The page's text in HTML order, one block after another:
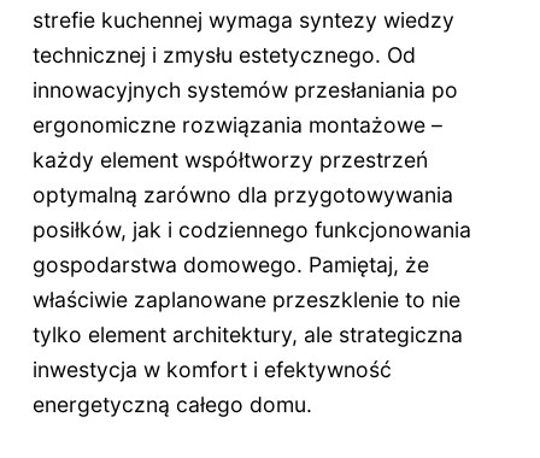
strefie kuchennej wymaga syntezy wiedzy
technicznej i zmysłu estetycznego. Od
innowacyjnych systemów przesłaniania po
ergonomiczne rozwiązania montażowe –
każdy element współtworzy przestrzeń
optymalną zarówno dla przygotowywania
posiłków, jak i codziennego funkcjonowania
gospodarstwa domowego. Pamiętaj, że
właściwie zaplanowane przeszklenie to nie
tylko element architektury, ale strategiczna
inwestycja w komfort i efektywność
energetyczną całego domu.